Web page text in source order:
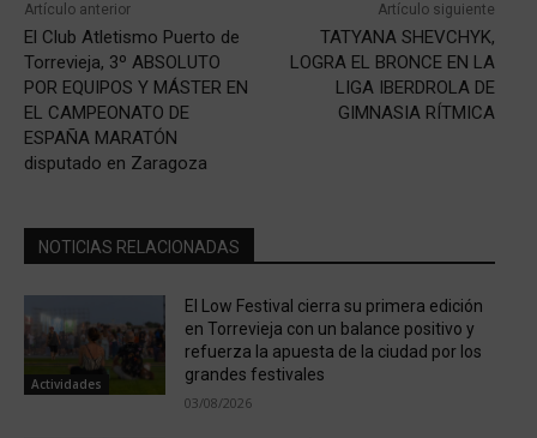
Artículo anterior
El Club Atletismo Puerto de
Torrevieja, 3º ABSOLUTO
POR EQUIPOS Y MÁSTER EN
EL CAMPEONATO DE
ESPAÑA MARATÓN
disputado en Zaragoza
Artículo siguiente
TATYANA SHEVCHYK,
LOGRA EL BRONCE EN LA
LIGA IBERDROLA DE
GIMNASIA RÍTMICA
NOTICIAS RELACIONADAS
Actividades
El Low Festival cierra su primera edición
en Torrevieja con un balance positivo y
refuerza la apuesta de la ciudad por los
grandes festivales
03/08/2026